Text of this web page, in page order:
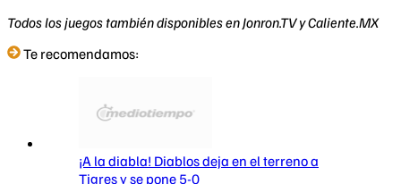
Todos los juegos también disponibles en Jonron.TV y Caliente.MX
Te recomendamos:
¡A la diabla! Diablos deja en el terreno a
Tigres y se pone 5-0